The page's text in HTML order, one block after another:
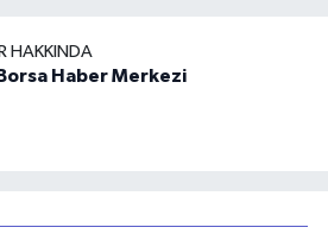
HAKKINDA
Haber Merkezi